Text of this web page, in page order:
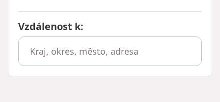
Vzdálenost k: